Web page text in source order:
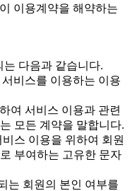
이용계약을 해약하는
다음과 같습니다.
비스를 이용하는 이용
여 서비스 이용과 관련
모든 계약을 말합니다.
스 이용을 위하여 회원
부여하는 고유한 문자
는 회원의 본인 여부를